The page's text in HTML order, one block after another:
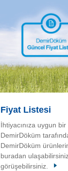
Fiyat Listesi
İhtiyacınıza uygun
DemirDöküm
DemirDöküm
buradan
görüşebilirsiniz.